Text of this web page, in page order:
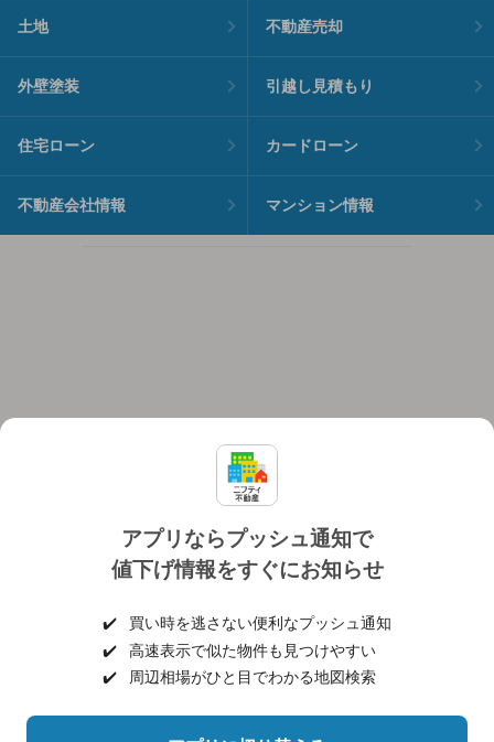
アプリならプッシュ通知で
値下げ情報をすぐにお知らせ
✔️
買い時を逃さない便利なプッシュ通知
✔️
高速表示で似た物件も見つけやすい
✔️
周辺相場がひと目でわかる地図検索
土地 不動産売却
外壁塗装 引越し見積もり
住宅ローン カードローン
不動産会社情報 マンション情報
個人情報保護ポリシー 利用規約
ヘルプ・お問い合わせ 採用情報